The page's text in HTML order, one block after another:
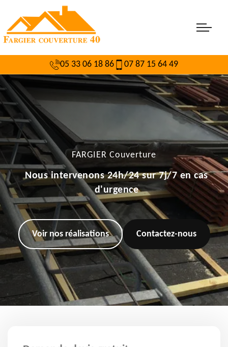
05 33 06 18 86 07 87 15 64 49
FARGIER Couverture
Nous intervenons 24h/24 sur 7j/7 en cas
d'urgence
Voir nos réalisations Contactez-nous